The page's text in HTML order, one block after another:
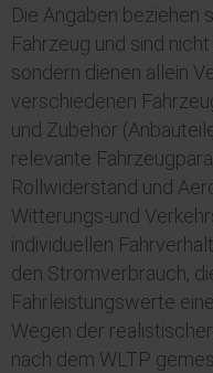
Die Angaben beziehen
Fahrzeug und sind
sondern dienen allein
verschiedenen
und Zubehör
relevante
Rollwiderstand und
Witterungs-und
individuellen
den Stromverbrauch,
Fahrleistungswerte
Wegen der
nach dem WLTP